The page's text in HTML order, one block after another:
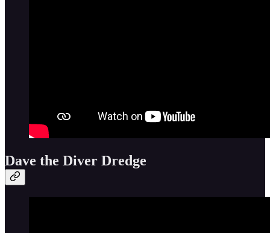
Dave the Diver Dredge